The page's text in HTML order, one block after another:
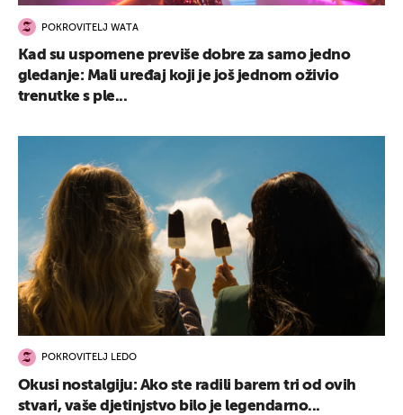
POKROVITELJ WATA
Kad su uspomene previše dobre za samo jedno
gledanje: Mali uređaj koji je još jednom oživio
trenutke s ple...
POKROVITELJ LEDO
Okusi nostalgiju: Ako ste radili barem tri od ovih
stvari, vaše djetinjstvo bilo je legendarno...